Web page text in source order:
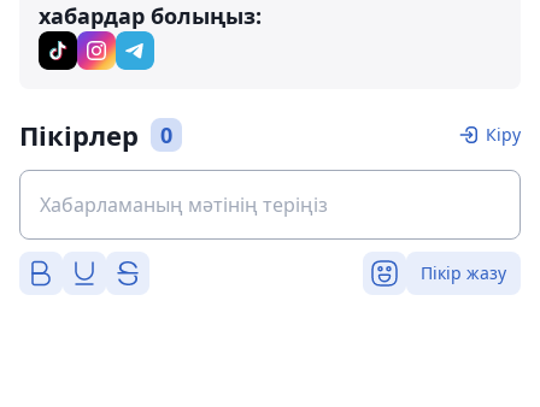
хабардар болыңыз:
Пікірлер 0 Кіру
Пікір жазу